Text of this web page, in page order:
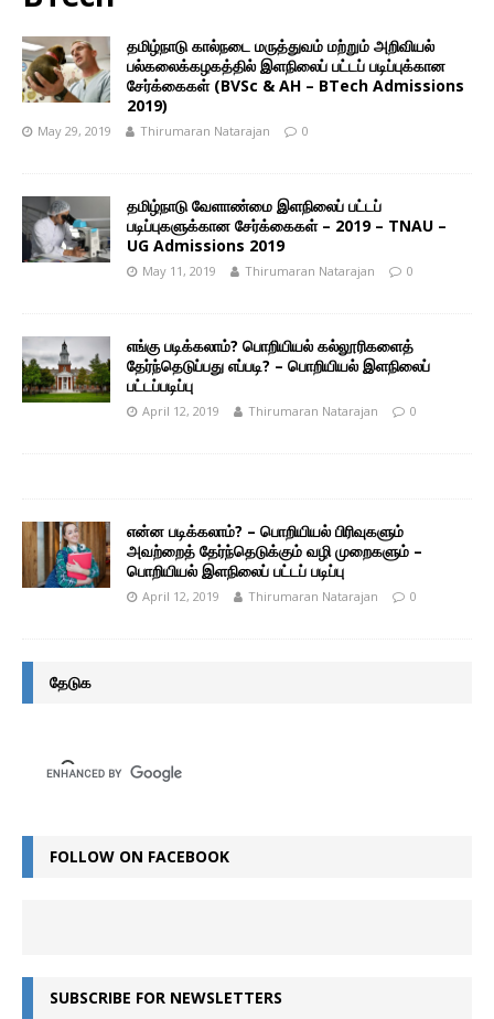
தமிழ்நாடு கால்நடை மருத்துவம் மற்றும் அறிவியல்
பல்கலைக்கழகத்தில் இளநிலைப் பட்டப் படிப்புக்கான
சேர்க்கைகள் (BVSc & AH – BTech Admissions
2019)
May 29, 2019 Thirumaran Natarajan 0
தமிழ்நாடு வேளாண்மை இளநிலைப் பட்டப்
படிப்புகளுக்கான சேர்க்கைகள் – 2019 – TNAU –
UG Admissions 2019
May 11, 2019 Thirumaran Natarajan 0
எங்கு படிக்கலாம்? பொறியியல் கல்லூரிகளைத்
தேர்ந்தெடுப்பது எப்படி? – பொறியியல் இளநிலைப்
பட்டப்படிப்பு
April 12, 2019 Thirumaran Natarajan 0
என்ன படிக்கலாம்? – பொறியியல் பிரிவுகளும்
அவற்றைத் தேர்ந்தெடுக்கும் வழி முறைகளும் –
பொறியியல் இளநிலைப் பட்டப் படிப்பு
April 12, 2019 Thirumaran Natarajan 0
தேடுக
FOLLOW ON FACEBOOK
SUBSCRIBE FOR NEWSLETTERS